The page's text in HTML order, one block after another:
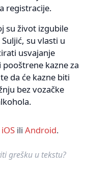
registracije.
su život izgubile
su vlasti u
usvajanje
kazne za
da će kazne biti
bez vozačke
iOS ili Android.
grešku u tekstu?